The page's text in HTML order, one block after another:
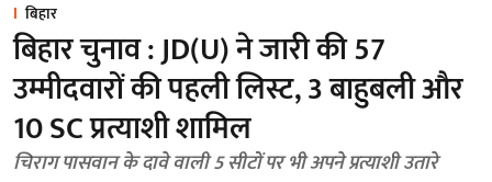
बिहार
बिहार चुनाव : JD(U) ने जारी की 57
उम्मीदवारों की पहली लिस्ट, 3 बाहुबली और
10 SC प्रत्याशी शामिल
चिराग पासवान के दावे वाली 5 सीटों पर भी अपने प्रत्याशी उतारे